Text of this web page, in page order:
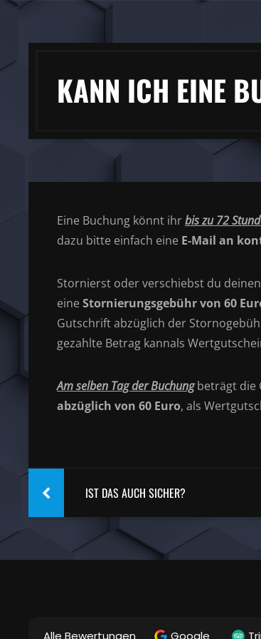
KANN ICH EINE
Eine Buchung könnt ihrbis zu 72
dazu bitte einfach eine E-Mail an
Stornierst oder verschiebst du
eine Stornierungsgebühr von 60
Gutschrift abzüglich der
gezahlte Betrag kannals
Am selben Tag der Buchungbeträgt die
abzüglich von 60 Euro, als
IST DAS AUCH SICHER?
Alle Bewertungen Google